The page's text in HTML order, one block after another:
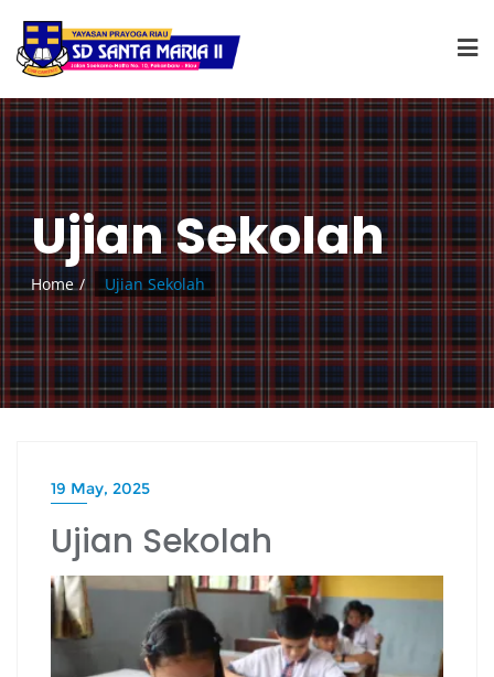
Ujian Sekolah
Home Ujian Sekolah
19 May, 2025
Ujian Sekolah